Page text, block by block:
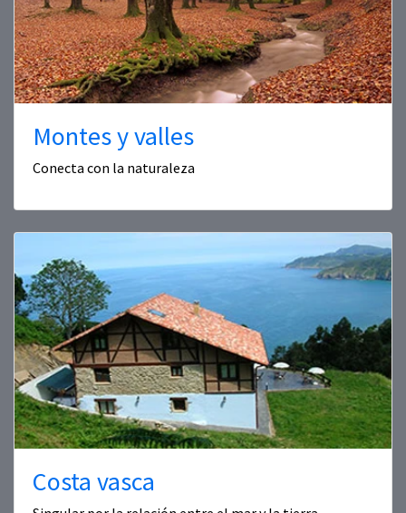
Montes y valles
Conecta con la naturaleza
Costa vasca